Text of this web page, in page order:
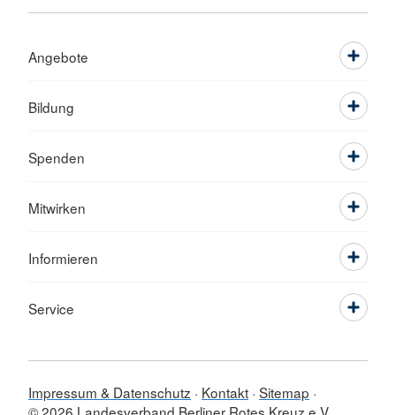
Angebote
Bildung
Spenden
Mitwirken
Informieren
Service
Impressum & Datenschutz Kontakt Sitemap